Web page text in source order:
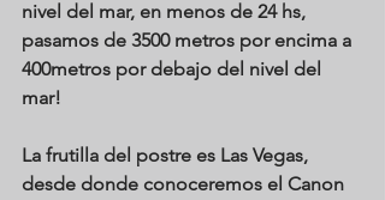
nivel del mar, en menos de 24 hs,
pasamos de 3500 metros por encima a
400metros por debajo del nivel del
mar!
La frutilla del postre es Las Vegas,
desde donde conoceremos el Canon